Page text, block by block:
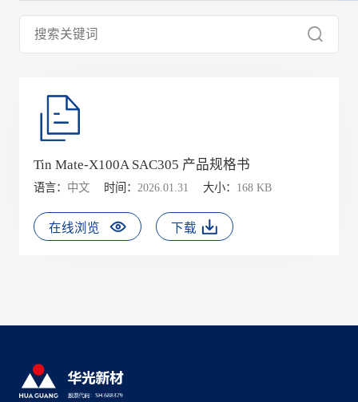
Tin Mate-X100A SAC305 产品规格书
语言： 中文 时间： 2026.01.31 大小： 168 KB
在线浏览 下载